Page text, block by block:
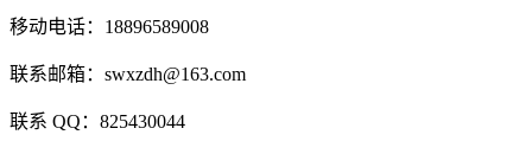
移动电话：18896589008
联系邮箱：swxzdh@163.com
联系 QQ：825430044